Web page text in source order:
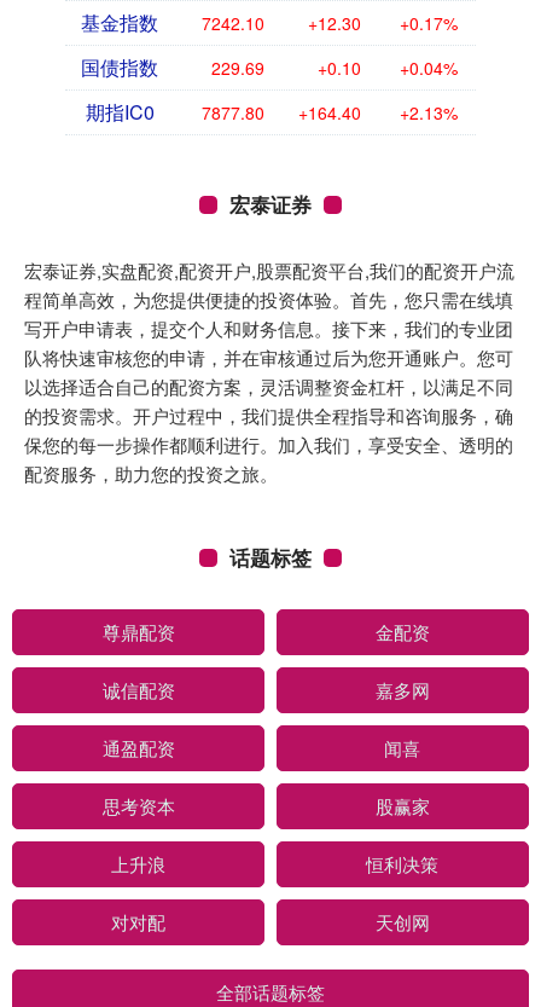
基金指数 7242.10 +12.30 +0.17%
国债指数 229.69 +0.10 +0.04%
期指IC0 7877.80 +164.40 +2.13%
宏泰证券
宏泰证券,实盘配资,配资开户,股票配资平台,我们的配资开户流
程简单高效，为您提供便捷的投资体验。首先，您只需在线填
写开户申请表，提交个人和财务信息。接下来，我们的专业团
队将快速审核您的申请，并在审核通过后为您开通账户。您可
以选择适合自己的配资方案，灵活调整资金杠杆，以满足不同
的投资需求。开户过程中，我们提供全程指导和咨询服务，确
保您的每一步操作都顺利进行。加入我们，享受安全、透明的
配资服务，助力您的投资之旅。
话题标签
尊鼎配资 金配资
诚信配资 嘉多网
通盈配资 闻喜
思考资本 股赢家
上升浪 恒利决策
对对配 天创网
全部话题标签